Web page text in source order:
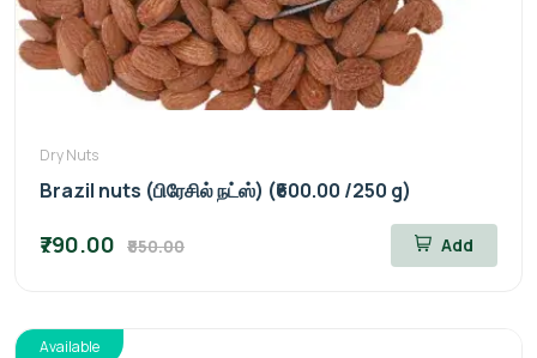
Dry Nuts
Brazil nuts (பிரேசில் நட்ஸ்) (₹600.00 /250 g)
₹790.00 ₹850.00 Add
Available